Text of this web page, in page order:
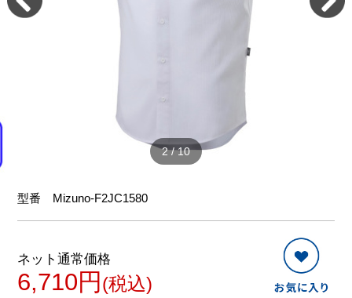
2/10
型番 Mizuno-F2JC1580
ネット通常価格
6,710円 (税込)